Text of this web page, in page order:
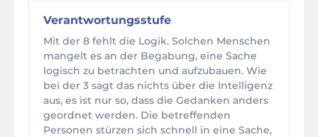
Verantwortungsstufe
Mit der 8 fehlt die Logik. Solchen Menschen
mangelt es an der Begabung, eine Sache
logisch zu betrachten und aufzubauen. Wie
bei der 3 sagt das nichts über die Intelligenz
aus, es ist nur so, dass die Gedanken anders
geordnet werden. Die betreffenden
Personen stürzen sich schnell in eine Sache,